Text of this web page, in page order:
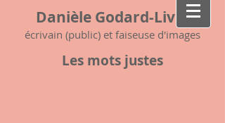
Danièle Godard-Livet
écrivain (public) et faiseuse d'images
Les mots justes